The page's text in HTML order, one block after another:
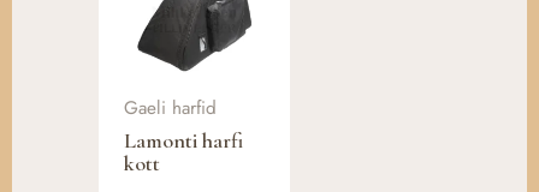
Gaeli harfid
Lamonti harfi
kott